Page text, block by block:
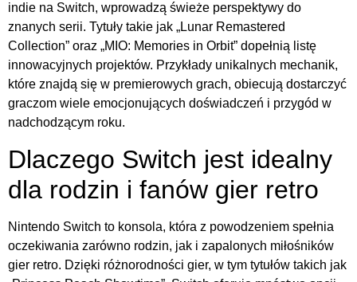
indie na Switch, wprowadzą świeże perspektywy do
znanych serii. Tytuły takie jak „Lunar Remastered
Collection” oraz „MIO: Memories in Orbit” dopełnią listę
innowacyjnych projektów. Przykłady unikalnych mechanik,
które znajdą się w premierowych grach, obiecują dostarczyć
graczom wiele emocjonujących doświadczeń i przygód w
nadchodzącym roku.
Dlaczego Switch jest idealny
dla rodzin i fanów gier retro
Nintendo Switch to konsola, która z powodzeniem spełnia
oczekiwania zarówno rodzin, jak i zapalonych miłośników
gier retro. Dzięki różnorodności gier, w tym tytułów takich jak